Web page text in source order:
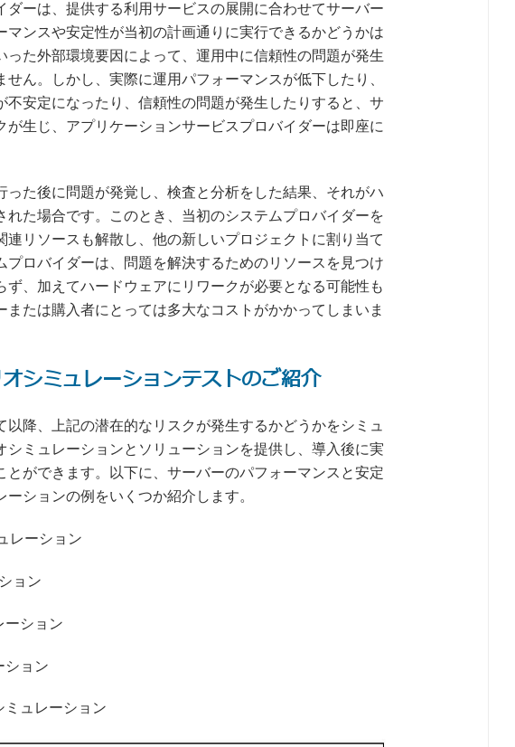
ーは、提供する利用サービスの展開に合わせてサーバー
ンスや安定性が当初の計画通りに実行できるかどうかは
た外部環境要因によって、運用中に信頼性の問題が発生
ん。しかし、実際に運用パフォーマンスが低下したり、
安定になったり、信頼性の問題が発生したりすると、サ
生じ、アプリケーションサービスプロバイダーは即座に
た後に問題が発覚し、検査と分析をした結果、それがハ
た場合です。このとき、当初のシステムプロバイダーを
リソースも解散し、他の新しいプロジェクトに割り当て
ロバイダーは、問題を解決するためのリソースを見つけ
、加えてハードウェアにリワークが必要となる可能性も
たは購入者にとっては多大なコストがかかってしまいま
シミュレーションテストのご紹介
降、上記の潜在的なリスクが発生するかどうかをシミュ
ミュレーションとソリューションを提供し、導入後に実
ができます。以下に、サーバーのパフォーマンスと安定
ションの例をいくつか紹介します。
レーション
ョン
ション
ション
ュレーション